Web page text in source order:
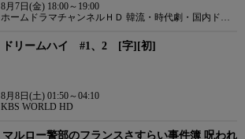
8月7日(金) 18:00～19:00
ホームドラマチャンネルＨＤ 韓流・時代劇・国内ドラ
ドリームハイ #1、2 [字][初]
8月8日(土) 01:50～04:10
KBS WORLD HD
マルロー警部のフランスさすらい事件簿 呪われ